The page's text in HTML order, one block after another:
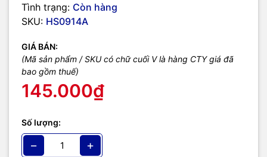
Tình trạng: Còn hàng
SKU: HS0914A
GIÁ BÁN:
(Mã sản phẩm / SKU có chữ cuối V là hàng CTY giá đã
bao gồm thuế)
145.000₫
Số lượng:
− +
RS232 đi kèm, lưu ý điện áp khi cấp vào cổng DC của Adapter
phải là 5VDC và dòng điện lớn hơn 1A: